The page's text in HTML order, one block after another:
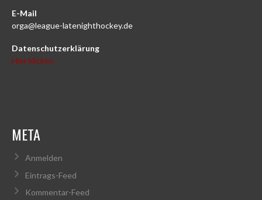
E-Mail
orga@league-latenighthockey.de
Datenschutzerklärung
Hier klicken
META
Anmelden
Eintrags-Feed
Kommentar-Feed